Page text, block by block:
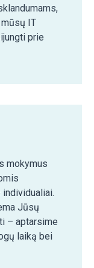
IT
prie
mokymus
Jūsų
– aptarsime
laiką bei